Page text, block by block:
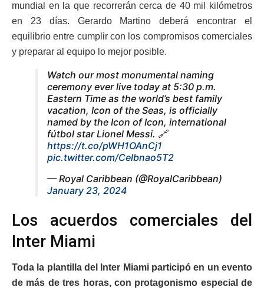
mundial en la que recorrerán cerca de 40 mil kilómetros
en 23 días. Gerardo Martino deberá encontrar el
equilibrio entre cumplir con los compromisos comerciales
y preparar al equipo lo mejor posible.
Watch our most monumental naming
ceremony ever live today at 5:30 p.m.
Eastern Time as the world’s best family
vacation, Icon of the Seas, is officially
named by the Icon of Icon, international
fútbol star Lionel Messi. 🔗
https://t.co/pWH1OAnCj1
pic.twitter.com/Celbnao5T2
— Royal Caribbean (@RoyalCaribbean)
January 23, 2024
Los acuerdos comerciales del
Inter Miami
Toda la plantilla del Inter Miami participó en un evento
de más de tres horas, con protagonismo especial de